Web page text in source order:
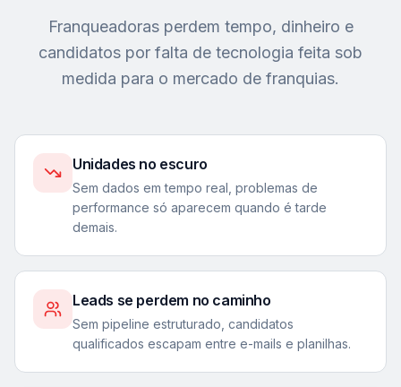
Franqueadoras perdem tempo, dinheiro e
candidatos por falta de tecnologia feita sob
medida para o mercado de franquias.
Unidades no escuro
Sem dados em tempo real, problemas de
performance só aparecem quando é tarde
demais.
Leads se perdem no caminho
Sem pipeline estruturado, candidatos
qualificados escapam entre e-mails e planilhas.